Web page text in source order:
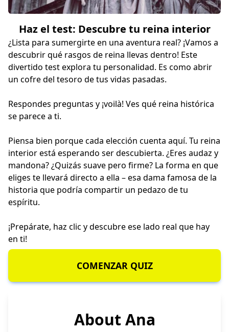
Haz el test: Descubre tu reina interior
¿Lista para sumergirte en una aventura real? ¡Vamos a
descubrir qué rasgos de reina llevas dentro! Este
divertido test explora tu personalidad. Es como abrir
un cofre del tesoro de tus vidas pasadas.
Respondes preguntas y ¡voilà! Ves qué reina histórica
se parece a ti.
Piensa bien porque cada elección cuenta aquí. Tu reina
interior está esperando ser descubierta. ¿Eres audaz y
mandona? ¿Quizás suave pero firme? La forma en que
eliges te llevará directo a ella – esa dama famosa de la
historia que podría compartir un pedazo de tu
espíritu.
¡Prepárate, haz clic y descubre ese lado real que hay
en ti!
COMENZAR QUIZ
About Ana